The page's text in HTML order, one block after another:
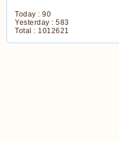
Today :90
Yesterday :583
Total : 1012621